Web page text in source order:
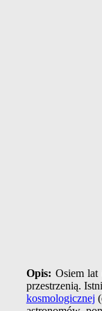
Opis: Osiem lat
przestrzenią.
kosmologicznej